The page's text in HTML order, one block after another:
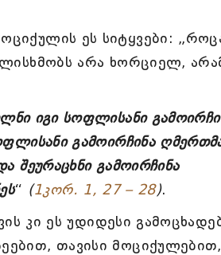
ეს სიტყვები:
არა ხორციელ,
იგი სოფლისანი
გამოირჩინა
შეურაცხნი გამოირჩინა
“ (1კორ. 1, 27 – 28).
კი ეს უდიდესი
თავისი მოციქულებით,